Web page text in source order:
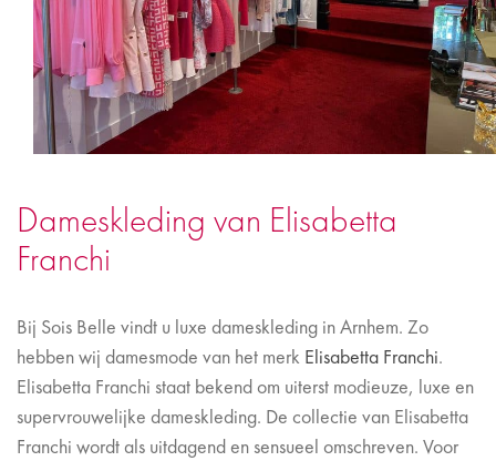
Dameskleding van Elisabetta
Franchi
Bij Sois Belle vindt u luxe dameskleding in Arnhem. Zo
hebben wij damesmode van het merk Elisabetta Franchi.
Elisabetta Franchi staat bekend om uiterst modieuze, luxe en
supervrouwelijke dameskleding. De collectie van Elisabetta
Franchi wordt als uitdagend en sensueel omschreven. Voor